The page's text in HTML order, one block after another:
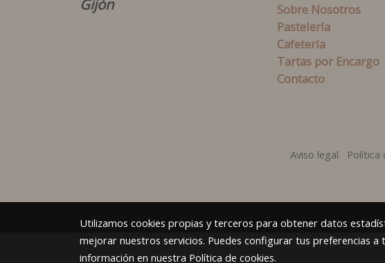
Sobre Nosotros
Pastelería
Cafetería
Tartas por Encargo
Contacto
Aviso legal Política
Utilizamos cookies propias y terceros para obtener datos
mejorar nuestros servicios. Puedes configurar tus preferencias
información en nuestra Política de cookies.